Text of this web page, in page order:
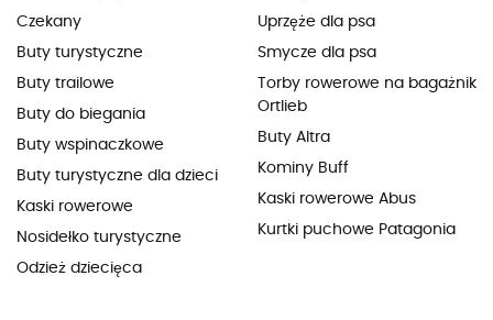
Czekany
Buty turystyczne
Buty trailowe
Buty do biegania
Buty wspinaczkowe
Buty turystyczne dla dzieci
Kaski rowerowe
Nosidełko turystyczne
Odzież dziecięca
Uprzęże dla psa
Smycze dla psa
Torby rowerowe na bagażnik
Ortlieb
Buty Altra
Kominy Buff
Kaski rowerowe Abus
Kurtki puchowe Patagonia